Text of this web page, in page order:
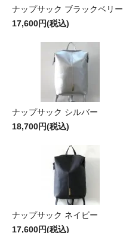
ナップサック ブラックベリー
17,600円(税込)
ナップサック シルバー
18,700円(税込)
ナップサック ネイビー
17,600円(税込)